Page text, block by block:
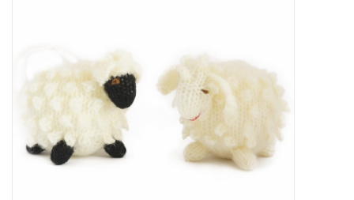
nieuw
sale